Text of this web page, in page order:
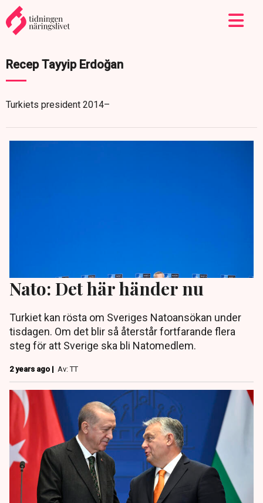
Recep Tayyip Erdoğan
Turkiets president 2014–
Nato: Det här händer nu
Turkiet kan rösta om Sveriges Natoansökan under
tisdagen. Om det blir så återstår fortfarande flera
steg för att Sverige ska bli Natomedlem.
2 years ago | Av: TT